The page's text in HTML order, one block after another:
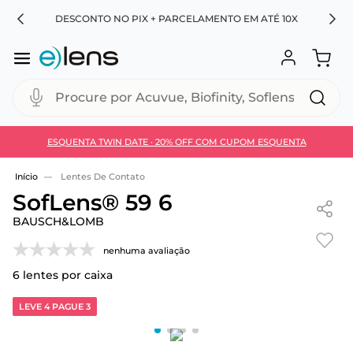
DESCONTO NO PIX + PARCELAMENTO EM ATÉ 10X
Procure por Acuvue, Biofinity, Soflens...
ESQUENTA TWIN DATE · 20% OFF COM CUPOM ESQUENTA
Use 30HOJE e ganhe 30% OFF + economia extra no
Lentes De Contato
SofLens® 59 6
BAUSCH&LOMB
nenhuma avaliação
6 lentes por caixa
LEVE 4 PAGUE 3